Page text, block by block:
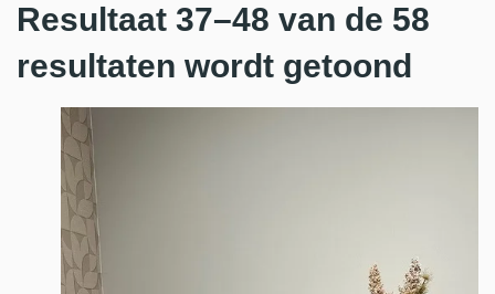
Resultaat 37–48 van de 58
resultaten wordt getoond